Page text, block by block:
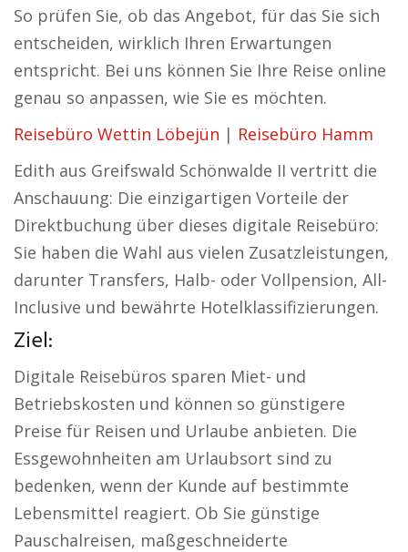
So prüfen Sie, ob das Angebot, für das Sie sich
entscheiden, wirklich Ihren Erwartungen
entspricht. Bei uns können Sie Ihre Reise online
genau so anpassen, wie Sie es möchten.
Reisebüro Wettin Löbejün | Reisebüro Hamm
Edith aus Greifswald Schönwalde II vertritt die
Anschauung: Die einzigartigen Vorteile der
Direktbuchung über dieses digitale Reisebüro:
Sie haben die Wahl aus vielen Zusatzleistungen,
darunter Transfers, Halb- oder Vollpension, All-
Inclusive und bewährte Hotelklassifizierungen.
Ziel:
Digitale Reisebüros sparen Miet- und
Betriebskosten und können so günstigere
Preise für Reisen und Urlaube anbieten. Die
Essgewohnheiten am Urlaubsort sind zu
bedenken, wenn der Kunde auf bestimmte
Lebensmittel reagiert. Ob Sie günstige
Pauschalreisen, maßgeschneiderte